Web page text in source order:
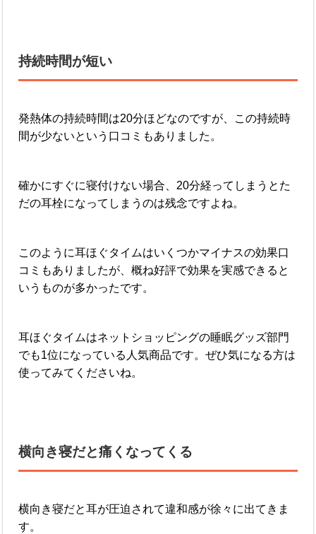
持続時間が短い
発熱体の持続時間は20分ほどなのですが、この持続時
間が少ないという口コミもありました。
確かにすぐに寝付けない場合、20分経ってしまうとた
だの耳栓になってしまうのは残念ですよね。
このように耳ほぐタイムはいくつかマイナスの効果口
コミもありましたが、概ね好評で効果を実感できると
いうものが多かったです。
耳ほぐタイムはネットショッピングの睡眠グッズ部門
でも1位になっている人気商品です。ぜひ気になる方は
使ってみてくださいね。
横向き寝だと痛くなってくる
横向き寝だと耳が圧迫されて違和感が徐々に出てきま
す。